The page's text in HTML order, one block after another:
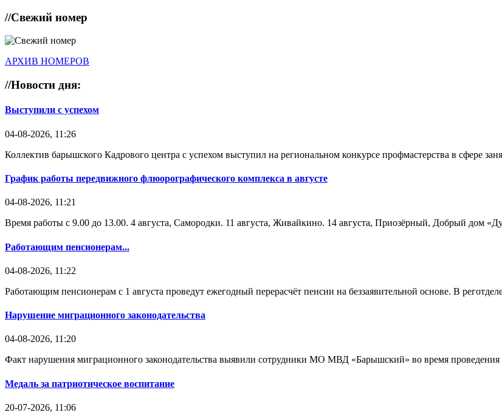
//Свежий номер
АРХИВ НОМЕРОВ
//Новости дня:
Выступили с успехом
04-08-2026, 11:26
Коллектив барышского Кадрового центра с успехом выступил на региональном конкурсе профмастерства в сфере
График работы передвижного флюорографического комплекса в августе
04-08-2026, 11:21
Время работы с 9.00 до 13.00. 4 августа, Самородки. 11 августа, Живайкино. 14 августа, Приозёрный, Добрый дом
Работающим пенсионерам...
04-08-2026, 11:22
Работающим пенсионерам с 1 августа проведут ежегодный перерасчёт пенсии на беззаявительной основе. В
Нарушение миграционного законодательства
04-08-2026, 11:20
Факт нарушения миграционного законодательства выявили сотрудники МО МВД «Барышский» во время проведения
Медаль за патриотическое воспитание
20-07-2026, 11:06